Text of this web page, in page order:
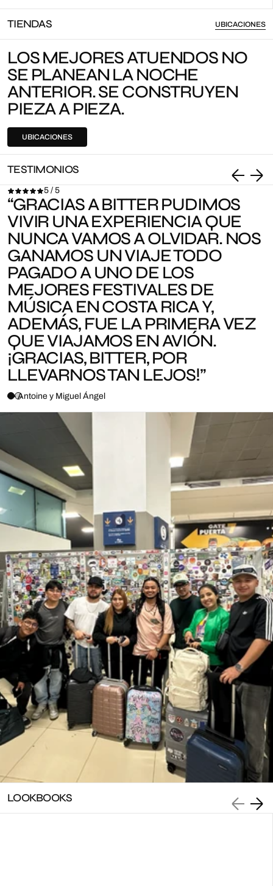
TIENDAS UBICACIONES
LOS MEJORES ATUENDOS NO
SE PLANEAN LA NOCHE
ANTERIOR. SE CONSTRUYEN
PIEZA A PIEZA.
UBICACIONES
TESTIMONIOS
5 / 5
“GRACIAS A BITTER PUDIMOS
VIVIR UNA EXPERIENCIA QUE
NUNCA VAMOS A OLVIDAR. NOS
GANAMOS UN VIAJE TODO
PAGADO A UNO DE LOS
MEJORES FESTIVALES DE
MÚSICA EN COSTA RICA Y,
ADEMÁS, FUE LA PRIMERA VEZ
QUE VIAJAMOS EN AVIÓN.
¡GRACIAS, BITTER, POR
LLEVARNOS TAN LEJOS!”
— Antoine y Miguel Ángel
LOOKBOOKS